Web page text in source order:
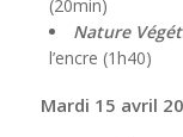
(20min)
Nature
l’encre (1h40)
Mardi 15 avril